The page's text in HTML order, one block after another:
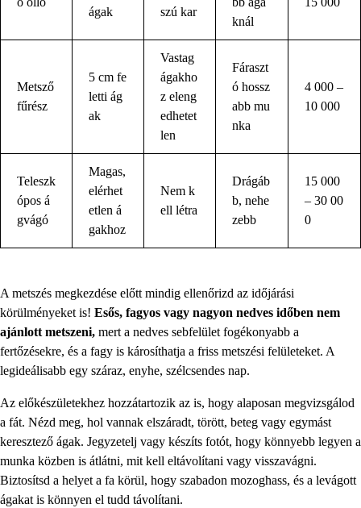
ágak szú kar
knál
Metsző
fűrész
5 cm fe
letti ág
ak
Vastag
ágakho
z eleng
edhetet
len
Fáraszt
ó hossz
abb mu
nka
4 000 –
10 000
Teleszk
ópos á
gvágó
Magas,
elérhet
etlen á
gakhoz
Nem k
ell létra
Drágáb
b, nehe
zebb
15 000
– 30 00
0
A metszés megkezdése előtt mindig ellenőrizd az időjárási
körülményeket is! Esős, fagyos vagy nagyon nedves időben nem
ajánlott metszeni, mert a nedves sebfelület fogékonyabb a
fertőzésekre, és a fagy is károsíthatja a friss metszési felületeket. A
legideálisabb egy száraz, enyhe, szélcsendes nap.
Az előkészületekhez hozzátartozik az is, hogy alaposan megvizsgálod
a fát. Nézd meg, hol vannak elszáradt, törött, beteg vagy egymást
keresztező ágak. Jegyzetelj vagy készíts fotót, hogy könnyebb legyen a
munka közben is átlátni, mit kell eltávolítani vagy visszavágni.
Biztosítsd a helyet a fa körül, hogy szabadon mozoghass, és a levágott
ágakat is könnyen el tudd távolítani.